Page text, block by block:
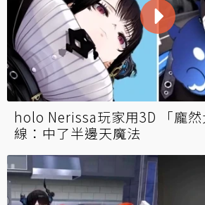
holo Nerissa玩家用3D 「龐
線：中了半邊天魔法